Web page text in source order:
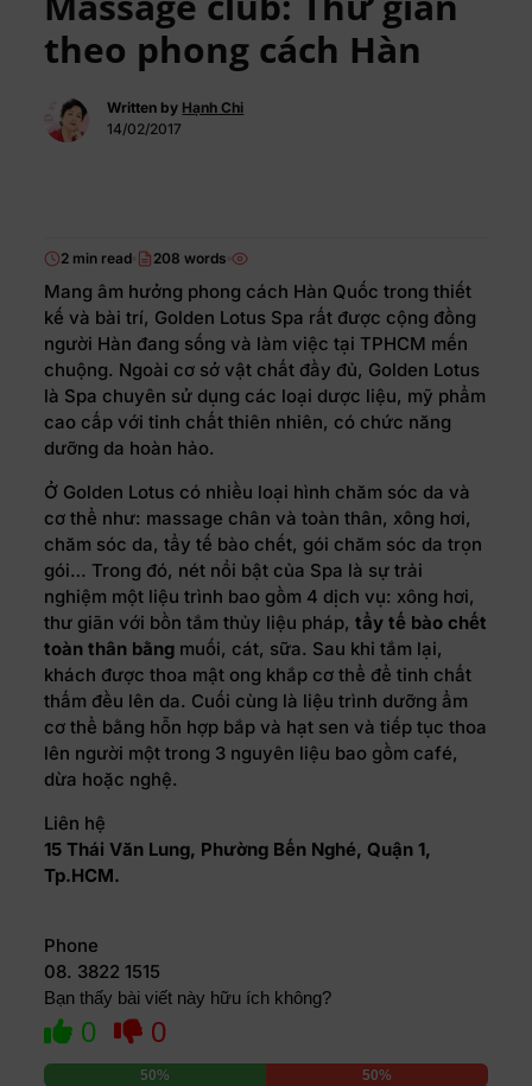
theo phong cách Hàn
Written by Hạnh Chi
14/02/2017
2 min read 208 words
Mang âm hưởng phong cách Hàn Quốc trong thiết
kế và bài trí, Golden Lotus Spa rất được cộng đồng
người Hàn đang sống và làm việc tại TPHCM mến
chuộng. Ngoài cơ sở vật chất đầy đủ, Golden Lotus
là Spa chuyên sử dụng các loại dược liệu, mỹ phẩm
cao cấp với tinh chất thiên nhiên, có chức năng
dưỡng da hoàn hảo.
Ở Golden Lotus có nhiều loại hình chăm sóc da và
cơ thể như: massage chân và toàn thân, xông hơi,
chăm sóc da, tẩy tế bào chết, gói chăm sóc da trọn
gói… Trong đó, nét nổi bật của Spa là sự trải
nghiệm một liệu trình bao gồm 4 dịch vụ: xông hơi,
thư giãn với bồn tắm thủy liệu pháp,tẩy tế bào chết
toàn thân bằng muối, cát, sữa. Sau khi tắm lại,
khách được thoa mật ong khắp cơ thể để tinh chất
thấm đều lên da. Cuối cùng là liệu trình dưỡng ẩm
cơ thể bằng hỗn hợp bắp và hạt sen và tiếp tục thoa
lên người một trong 3 nguyên liệu bao gồm café,
dừa hoặc nghệ.
Liên hệ
15 Thái Văn Lung, Phường Bến Nghé, Quận 1,
Tp.HCM.
Phone
08. 3822 1515
Bạn thấy bài viết này hữu ích không?
0 0
50% 50%